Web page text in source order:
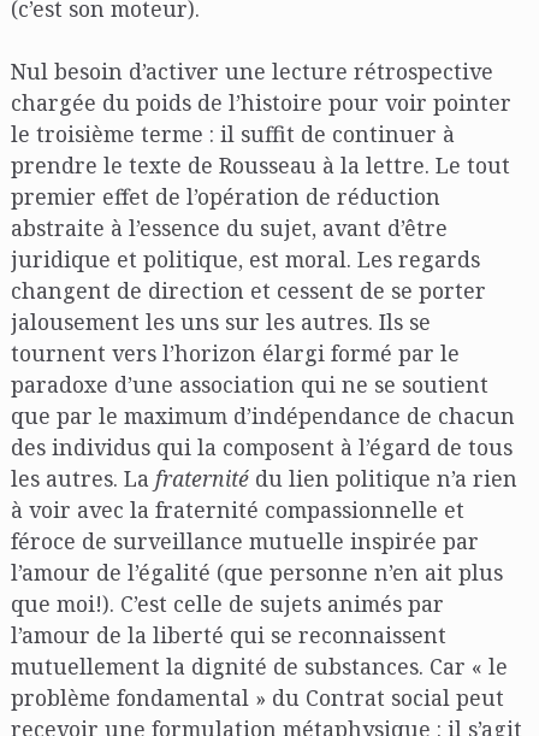
(c’est son moteur).
Nul besoin d’activer une lecture rétrospective
chargée du poids de l’histoire pour voir pointer
le troisième terme : il suffit de continuer à
prendre le texte de Rousseau à la lettre. Le tout
premier effet de l’opération de réduction
abstraite à l’essence du sujet, avant d’être
juridique et politique, est moral. Les regards
changent de direction et cessent de se porter
jalousement les uns sur les autres. Ils se
tournent vers l’horizon élargi formé par le
paradoxe d’une association qui ne se soutient
que par le maximum d’indépendance de chacun
des individus qui la composent à l’égard de tous
les autres. La fraternitédu lien politique n’a rien
à voir avec la fraternité compassionnelle et
féroce de surveillance mutuelle inspirée par
l’amour de l’égalité (que personne n’en ait plus
que moi!). C’est celle de sujets animés par
l’amour de la liberté qui se reconnaissent
mutuellement la dignité de substances. Car « le
problème fondamental » du Contrat social peut
recevoir une formulation métaphysique : il s’agit